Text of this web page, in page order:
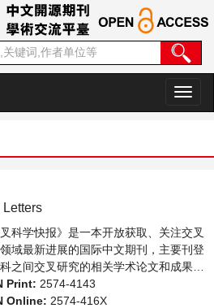
切
换
Letters
叉科学快报》是一本开放获取、关注交叉
域最新进展的国际中文期刊，主要刊登
之间交叉研究的相关学术论文和成果展
持思想创新、学术创新，倡导科学，繁
，集学术性、思想性为一体，旨在给世
Print: 2574-4143
Online: 2574-416X